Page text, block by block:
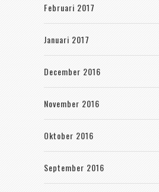
Februari 2017
Januari 2017
December 2016
November 2016
Oktober 2016
September 2016